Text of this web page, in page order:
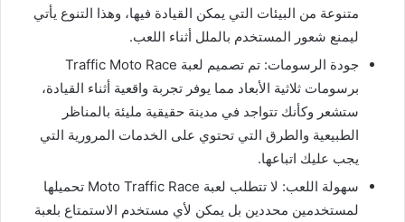
متنوعة من البيئات التي يمكن القيادة فيها، وهذا التنوع يأتي
ليمنع شعور المستخدم بالملل أثناء اللعب.
جودة الرسومات: تم تصميم لعبة Traffic Moto Race
برسومات ثلاثية الأبعاد مما يوفر تجربة واقعية أثناء القيادة،
ستشعر وكأنك تتواجد في مدينة حقيقية مليئة بالمناظر
الطبيعية والطرق التي تحتوي على الخدمات المرورية التي
يجب عليك اتباعها.
سهولة اللعب: لا تتطلب لعبة Moto Traffic Race تحميلها
لمستخدمين محددين بل يمكن لأي مستخدم الاستمتاع بلعبة